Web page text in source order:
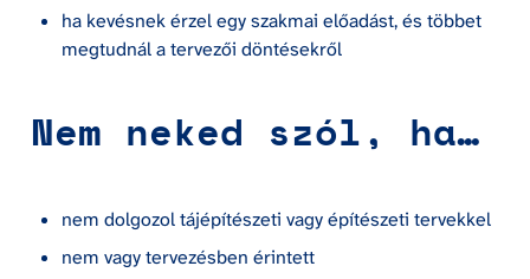
ha kevésnek érzel egy szakmai előadást, és többet
megtudnál a tervezői döntésekről
Nem neked szól, ha…
nem dolgozol tájépítészeti vagy építészeti tervekkel
nem vagy tervezésben érintett